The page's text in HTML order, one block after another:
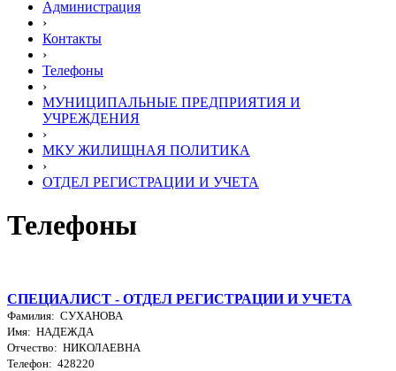
Администрация
›
Контакты
›
Телефоны
›
МУНИЦИПАЛЬНЫЕ ПРЕДПРИЯТИЯ И
УЧРЕЖДЕНИЯ
›
МКУ ЖИЛИЩНАЯ ПОЛИТИКА
›
ОТДЕЛ РЕГИСТРАЦИИ И УЧЕТА
Телефоны
СПЕЦИАЛИСТ - ОТДЕЛ РЕГИСТРАЦИИ И УЧЕТА
Фамилия: СУХАНОВА
Имя: НАДЕЖДА
Отчество: НИКОЛАЕВНА
Телефон: 428220